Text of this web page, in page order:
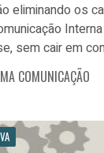
eliminando os
sem cair em
COMUNICAÇÃO